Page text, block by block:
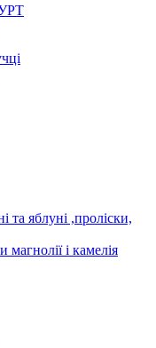
та яблуні ,проліски,
магнолії і камелія